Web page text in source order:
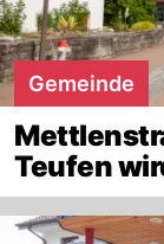
Gemeinde
Teufen